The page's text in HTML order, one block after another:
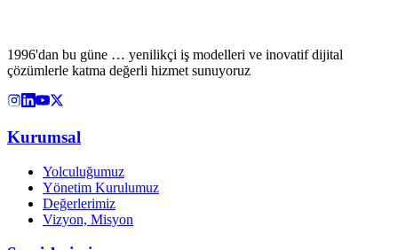
1996'dan bu güne … yenilikçi iş modelleri ve inovatif dijital
çözümlerle katma değerli hizmet sunuyoruz
Kurumsal
Yolculuğumuz
Yönetim Kurulumuz
Değerlerimiz
Vizyon, Misyon